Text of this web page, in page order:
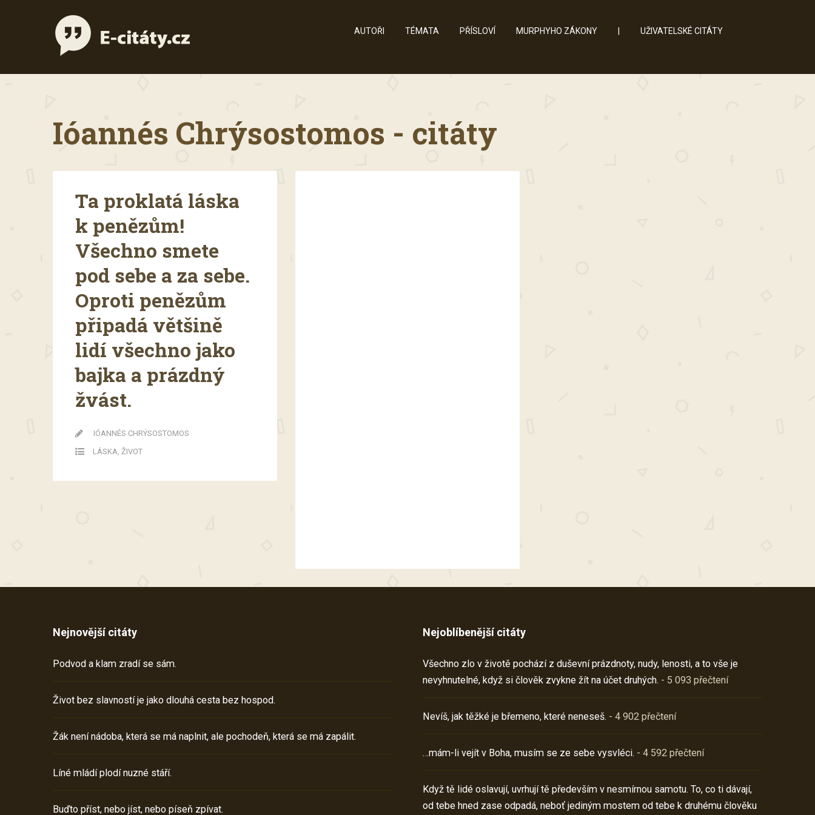
AUTOŘI TÉMATA PŘÍSLOVÍ MURPHYHO ZÁKONY UŽIVATELSKÉ CITÁTY
Ióannés Chrýsostomos - citáty
Ta proklatá láska
k penězům!
Všechno smete
pod sebe a za sebe.
Oproti penězům
připadá většině
lidí všechno jako
bajka a prázdný
žvást.
IÓANNÉS CHRÝSOSTOMOS
LÁSKA ŽIVOT
Nejnovější citáty
Podvod a klam zradí se sám.
Život bez slavností je jako dlouhá cesta bez hospod.
Žák není nádoba, která se má naplnit, ale pochodeň, která se má zapálit.
Líné mládí plodí nuzné stáří.
Buďto příst, nebo jíst, nebo píseň zpívat.
Nejoblíbenější citáty
Všechno zlo v životě pochází z duševní prázdnoty, nudy, lenosti, a to vše je
nevyhnutelné, když si člověk zvykne žít na účet druhých. - 5 093 přečtení
Nevíš, jak těžké je břemeno, které neneseš. - 4 902 přečtení
…mám-li vejít v Boha, musím se ze sebe vysvléci. - 4 592 přečtení
Když tě lidé oslavují, uvrhují tě především v nesmírnou samotu. To, co ti dávají,
od tebe hned zase odpadá, neboť jediným mostem od tebe k druhému člověku